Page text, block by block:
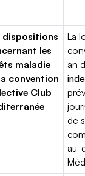
dispositions
les
maladie
convention
Club
La
an
de
au-